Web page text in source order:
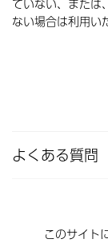
ない場合は利用い
よくある質問
このサイト